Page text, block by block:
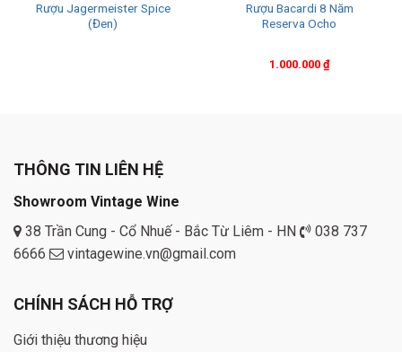
Rượu Jagermeister Spice
(Đen)
Rượu Bacardi 8 Năm
Reserva Ocho
1.000.000 ₫
THÔNG TIN LIÊN HỆ
Showroom Vintage Wine
38 Trần Cung - Cổ Nhuế - Bắc Từ Liêm - HN
038 737
6666
vintagewine.vn@gmail.com
CHÍNH SÁCH HỖ TRỢ
Giới thiệu thương hiệu